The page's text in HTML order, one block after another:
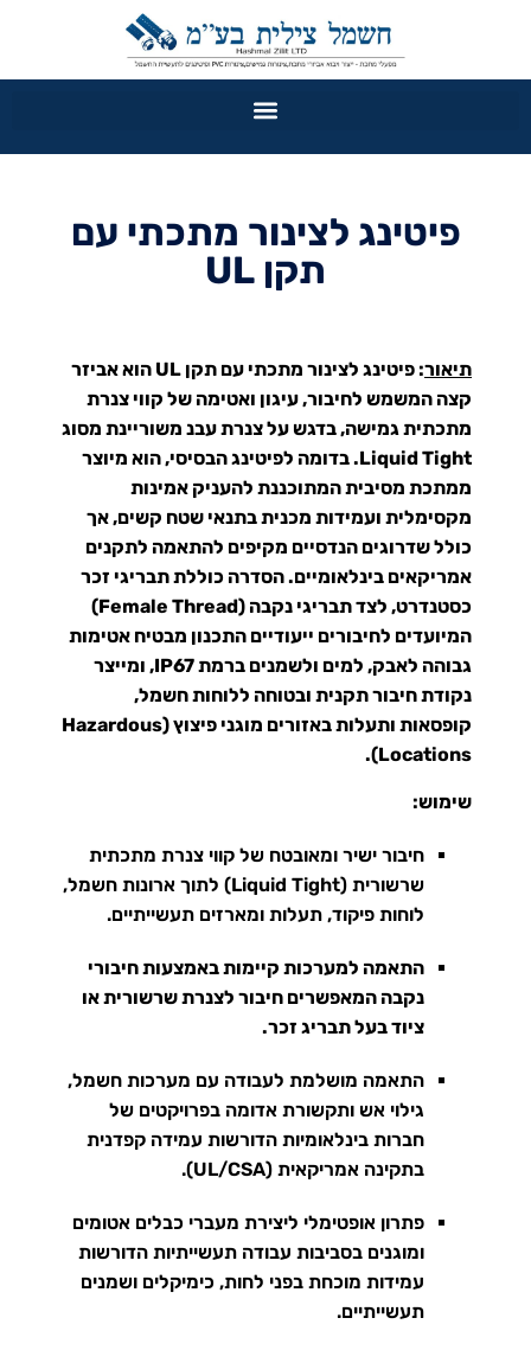
פיטינג לצינור מתכתי עם
תקן UL
תיאור:
פיטינג לצינור מתכתי עם תקן UL הוא אביזר
קצה המשמש לחיבור, עיגון ואטימה של קווי צנרת
מתכתית גמישה, בדגש על צנרת עבנ משוריינת מסוג
Liquid Tight. בדומה לפיטינג הבסיסי, הוא מיוצר
ממתכת מסיבית המתוכננת להעניק אמינות
מקסימלית ועמידות מכנית בתנאי שטח קשים, אך
כולל שדרוגים הנדסיים מקיפים להתאמה לתקנים
אמריקאים בינלאומיים. הסדרה כוללת תבריגי זכר
כסטנדרט, לצד תבריגי נקבה (Female Thread)
המיועדים לחיבורים ייעודיים התכנון מבטיח אטימות
גבוהה לאבק, למים ולשמנים ברמת IP67
, ומייצר
נקודת חיבור תקנית ובטוחה ללוחות חשמל,
קופסאות ותעלות באזורים מוגני פיצוץ (Hazardous
Locations)
.
שימוש:
חיבור ישיר ומאובטח של קווי צנרת מתכתית
שרשורית (Liquid Tight) לתוך ארונות חשמל,
לוחות פיקוד, תעלות ומארזים תעשייתיים.
התאמה למערכות קיימות באמצעות חיבורי
נקבה המאפשרים חיבור לצנרת שרשורית או
ציוד בעל תבריג זכר.
התאמה מושלמת לעבודה עם מערכות חשמל,
גילוי אש ותקשורת אדומה בפרויקטים של
חברות בינלאומיות הדורשות עמידה קפדנית
בתקינה אמריקאית (UL/CSA)
.
פתרון אופטימלי ליצירת מעברי כבלים אטומים
ומוגנים בסביבות עבודה תעשייתיות הדורשות
עמידות מוכחת בפני לחות, כימיקלים ושמנים
תעשייתיים.